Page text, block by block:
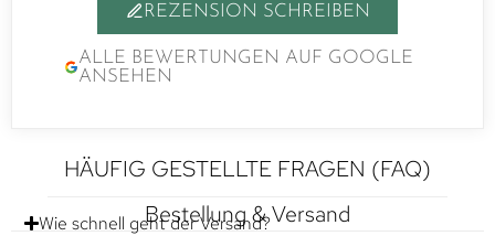
REZENSION SCHREIBEN
ALLE BEWERTUNGEN AUF GOOGLE
ANSEHEN
HÄUFIG GESTELLTE FRAGEN (FAQ)
Bestellung & Versand
Wie schnell geht der Versand?